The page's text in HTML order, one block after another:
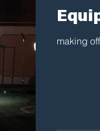
making